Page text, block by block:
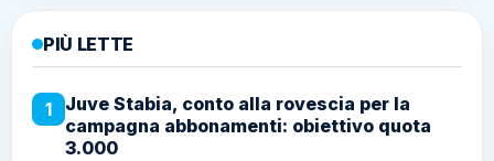
PIÙ LETTE
1
Juve Stabia, conto alla rovescia per la
campagna abbonamenti: obiettivo quota
3.000